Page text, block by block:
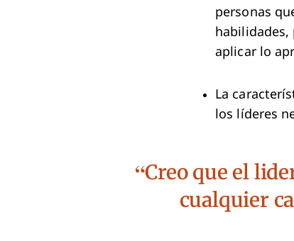
personas
aplicar lo
La
los líderes
Creo que el
cualquier